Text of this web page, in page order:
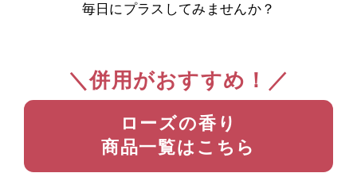
毎日にプラスしてみませんか？
＼併用がおすすめ！／
ローズの香り
商品一覧はこちら